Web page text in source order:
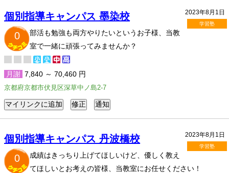
2023年8月1日
学習塾
個別指導キャンパス 墨染校
0
部活も勉強も両方やりたいというお子様、当教
室で一緒に頑張ってみませんか？
月謝 7,840 ～ 70,460 円
京都府京都市伏見区深草中ノ島2-7
2023年8月1日
学習塾
個別指導キャンパス 丹波橋校
0
成績はきっちり上げてほしいけど、優しく教え
てほしいとお考えの皆様、当教室にお任せください！